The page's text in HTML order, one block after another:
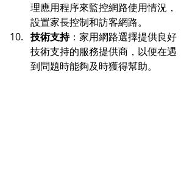
理應用程序來監控網路使用情況，
設置家長控制和訪客網路。
技術支持：家用網路選擇提供良好
技術支持的服務提供商，以便在遇
到問題時能夠及時獲得幫助。